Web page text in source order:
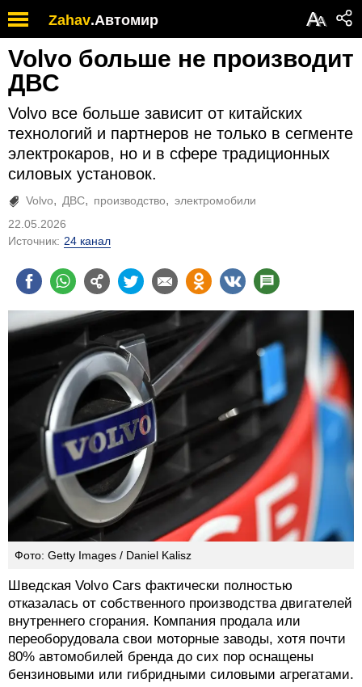
Zahav.Автомир АА
Volvo больше не производит
ДВС
Volvo все больше зависит от китайских
технологий и партнеров не только в сегменте
электрокаров, но и в сфере традиционных
силовых установок.
Volvo ДВС производство
электромобили
22.05.2026
Источник: 24 канал
Фото: Getty Images / Daniel Kalisz
Шведская Volvo Cars фактически полностью
отказалась от собственного производства двигателей
внутреннего сгорания. Компания продала или
переоборудовала свои моторные заводы, хотя почти
80% автомобилей бренда до сих пор оснащены
бензиновыми или гибридными силовыми агрегатами.